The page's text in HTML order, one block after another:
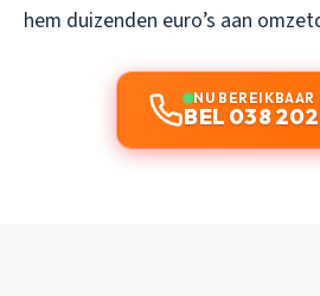
hem duizenden euro’s aan
NU BEREIKBAAR
BEL 038